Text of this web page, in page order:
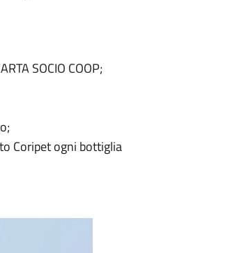
SOCIO COOP;
Coripet ogni bottiglia